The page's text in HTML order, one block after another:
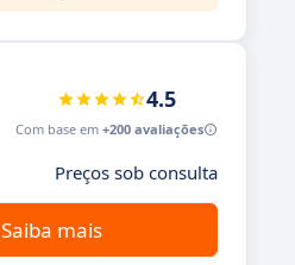
4.5
Com base em +200 avaliações
Preços sob consulta
Saiba mais